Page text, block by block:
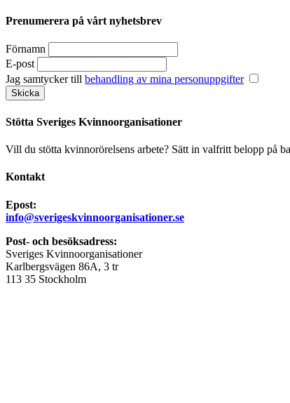
Prenumerera på vårt nyhetsbrev
Förnamn
E-post
Jag samtycker till behandling av mina personuppgifter
Stötta Sveriges Kvinnoorganisationer
Vill du stötta kvinnorörelsens arbete? Sätt in valfritt belopp på
Kontakt
Epost:
info@sverigeskvinnoorganisationer.se
Post- och besöksadress:
Sveriges Kvinnoorganisationer
Karlbergsvägen 86A, 3 tr
113 35 Stockholm